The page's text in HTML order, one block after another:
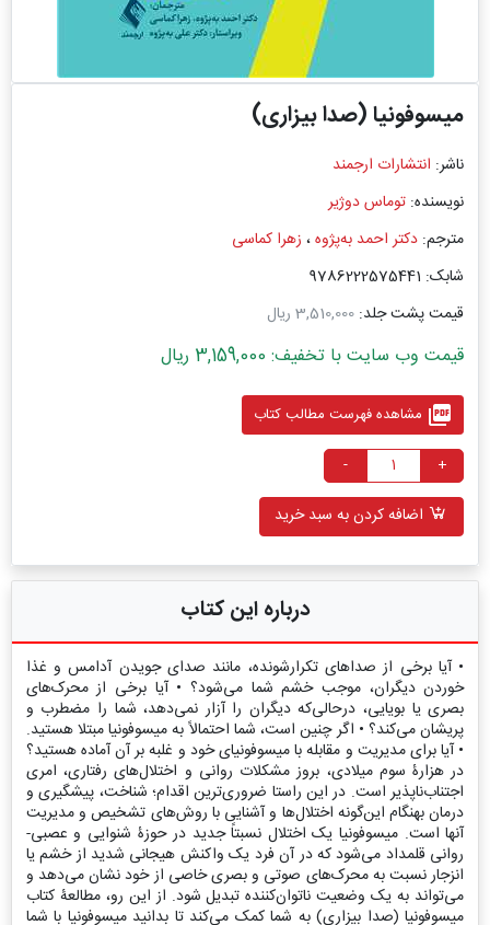
میسوفونیا (صدا بیزاری)
ناشر: انتشارات ارجمند
نویسنده: توماس دوژیر
مترجم: دکتر احمد به‌پژوه، زهرا کماسی
شابک: 9786222575441
قیمت پشت جلد: 3,510,000 ریال
قیمت وب سایت با تخفیف: 3,159,000 ریال
picture_as_pdf مشاهده فهرست مطالب کتاب
+
-
اضافه کردن به سبد خرید
درباره این کتاب
• آیا برخی از صداهای تکرارشونده، مانند صدای جویدن آدامس و غذا
خوردن دیگران، موجب خشم شما می‌شود؟ • آیا برخی از محرک‌های
بصری یا بویایی، درحالی‌که دیگران را آزار نمی‌دهد، شما را مضطرب و
پریشان می‌کند؟ • اگر چنین است، شما احتمالاً به میسوفونیا مبتلا هستید.
• آیا برای مدیریت و مقابله با میسوفونیای خود و غلبه بر آن آماده هستید؟
در هزارۀ سوم میلادی، بروز مشکلات روانی و اختلال‌های رفتاری، امری
اجتناب‌ناپذیر است. در این راستا ضروری‌ترین اقدام؛ شناخت، پیشگیری و
درمان بهنگام این‌گونه اختلال‌ها و آشنایی با روش‌های تشخیص و مدیریت
آنها است. میسوفونیا یک اختلال نسبتاً جدید در حوزۀ شنوایی و عصبی-
روانی قلمداد می‌شود که در آن فرد یک واکنش هیجانی شدید از خشم یا
انزجار نسبت به محرک‌های صوتی و بصری خاصی از خود نشان می‌دهد و
می‌تواند به یک وضعیت ناتوان‌کننده تبدیل شود. از این رو، مطالعۀ کتاب
میسوفونیا (صدا بیزاری) به شما کمک می‌کند تا بدانید میسوفونیا با شما